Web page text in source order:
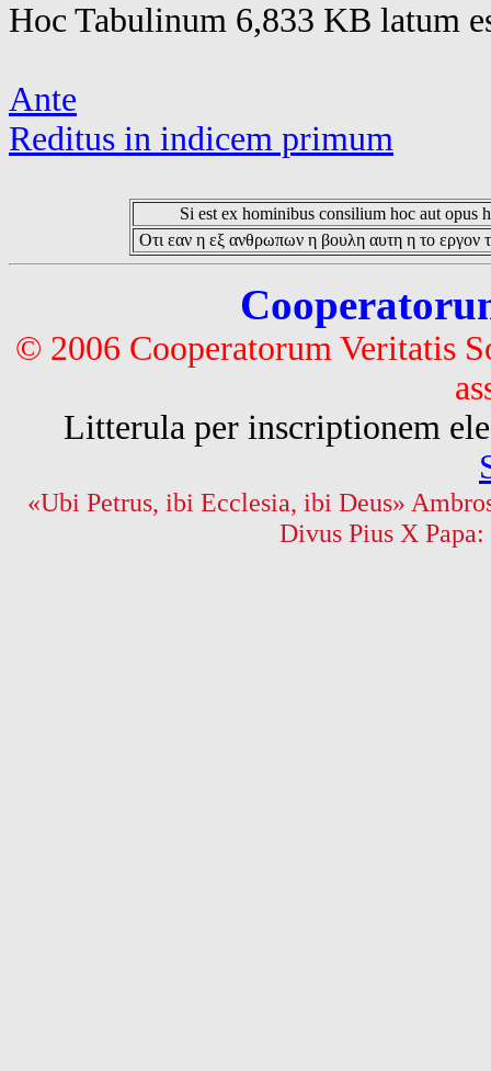
Hoc Tabulinum 6,833 KB latum
Ante
Reditus in indicem primum
Si est ex hominibus consilium hoc aut opus
Οτι εαν η εξ ανθρωπων η βουλη αυτη η το εργον
© 2006 Cooperatorum Veritatis
Litterula per inscriptionem
«Ubi Petrus, ibi Ecclesia, ibi Deus»
Divus Pius X Papa: